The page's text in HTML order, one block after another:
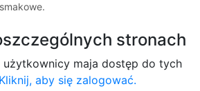
stronach
maja dostęp do tych
Kliknij, aby się zalogować.